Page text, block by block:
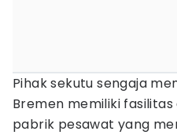
Pihak sekutu sengaja
Bremen memiliki
pabrik pesawat yang